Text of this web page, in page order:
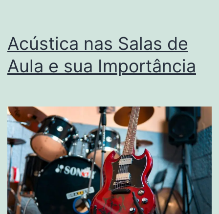
Acústica nas Salas de
Aula e sua Importância